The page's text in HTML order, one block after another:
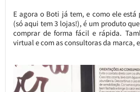
E agora o Boti já tem, e como ele
(só aqui tem 3 lojas!), é um produto
comprar de forma fácil e rápida.
virtual e com as consultoras da marca,